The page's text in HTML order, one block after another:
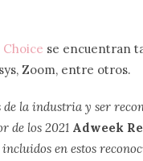
Choice se encuentran
Zoom, entre otros.
la industria y ser
de los 2021 Adweek
incluidos en estos